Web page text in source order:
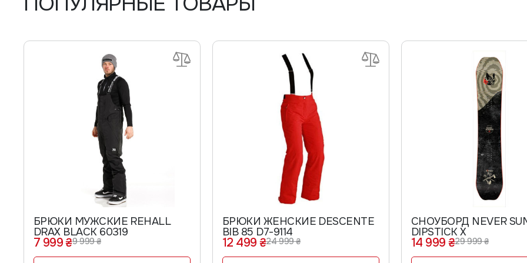
БРЮКИ МУЖСКИЕ REHALL
DRAX BLACK 60319
7 999 ₴9 999 ₴
БРЮКИ ЖЕНСКИЕ DESCENTE
BIB 85 D7-9114
12 499 ₴24 999 ₴
СНОУБОРД NEVER
DIPSTICK X
14 999 ₴29 999 ₴